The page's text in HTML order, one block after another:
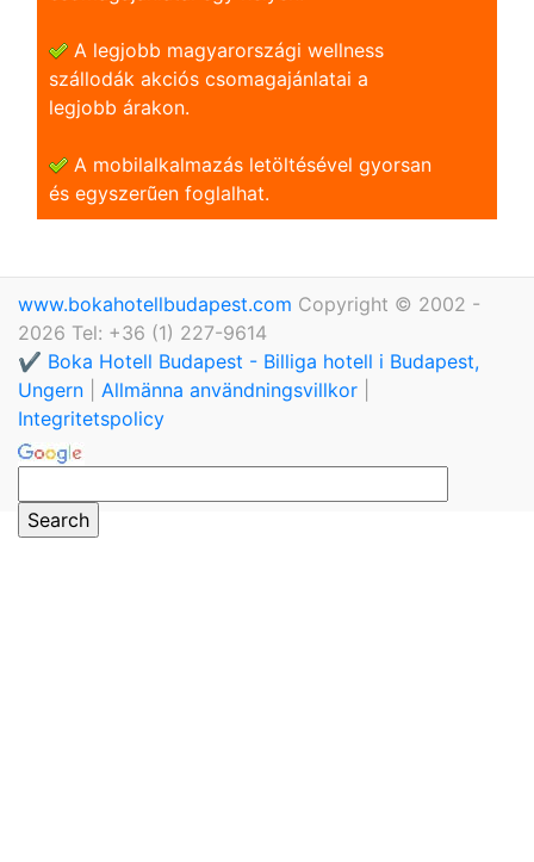
A legjobb magyarországi wellness
szállodák akciós csomagajánlatai a
legjobb árakon.
A mobilalkalmazás letöltésével gyorsan
és egyszerũen foglalhat.
www.bokahotellbudapest.com Copyright © 2002 -
2026 Tel: +36 (1) 227-9614
✔️ Boka Hotell Budapest - Billiga hotell i Budapest,
Ungern
Allmänna användningsvillkor
Integritetspolicy